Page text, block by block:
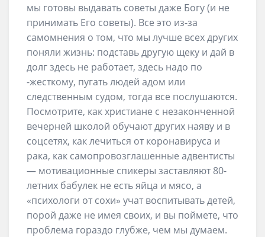
мы готовы выдавать советы даже Богу (и не
принимать Его советы). Все это из-за
самомнения о том, что мы лучше всех других
поняли жизнь: подставь другую щеку и дай в
долг здесь не работает, здесь надо по
-жесткому, пугать людей адом или
следственным судом, тогда все послушаются.
Посмотрите, как христиане с незаконченной
вечерней школой обучают других наяву и в
соцсетях, как лечиться от коронавируса и
рака, как самопровозглашенные адвентисты
— мотивационные спикеры заставляют 80-
летних бабулек не есть яйца и мясо, а
«психологи от сохи» учат воспитывать детей,
порой даже не имея своих, и вы поймете, что
проблема гораздо глубже, чем мы думаем.